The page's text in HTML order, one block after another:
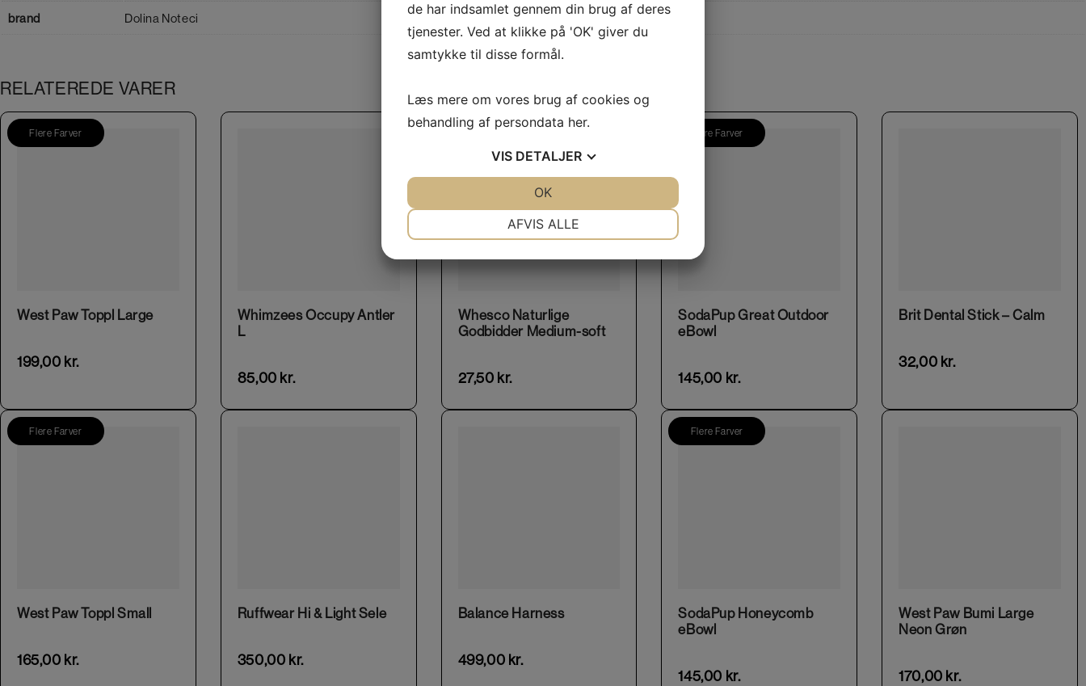
brand Dolina Noteci
RELATEREDE VARER
Flere Farver
West Paw Toppl Large
199,00 kr.
Whimzees Occupy Antler
L
85,00 kr.
Flere Smagsvarianter
Whesco Naturlige
Godbidder Medium-soft
27,50 kr.
Flere Farver
SodaPup Great Outdoor
eBowl
145,00 kr.
Brit Dental Stick – Calm
32,00 kr.
Flere Farver
West Paw Toppl Small
165,00 kr.
Ruffwear Hi & Light Sele
350,00 kr.
Balance Harness
499,00 kr.
Flere Farver
SodaPup Honeycomb
eBowl
145,00 kr.
West Paw Bumi Large
Neon Grøn
170,00 kr.
de har indsamlet gennem din brug af deres
tjenester. Ved at klikke på 'OK' giver du
samtykke til disse formål.
Læs mere om vores brug af cookies og
behandling af persondata her.
VIS DETALJER
AFVIS ALLE
OK